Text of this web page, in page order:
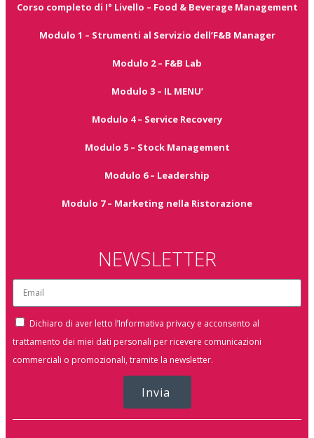
Corso completo di I° Livello – Food & Beverage Management
Modulo 1 – Strumenti al Servizio dell’F&B Manager
Modulo 2 – F&B Lab
Modulo 3 – IL MENU’
Modulo 4 – Service Recovery
Modulo 5 – Stock Management
Modulo 6 – Leadership
Modulo 7 – Marketing nella Ristorazione
NEWSLETTER
Dichiaro di aver letto l’Informativa privacy e acconsento al
trattamento dei miei dati personali per ricevere comunicazioni
commerciali o promozionali, tramite la newsletter.
Invia